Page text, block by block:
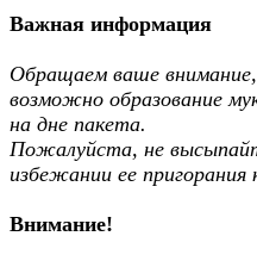
Важная информация
Обращаем ваше
возможно образование
на дне пакета.
Пожалуйста, не
избежании ее пригорания
Внимание!